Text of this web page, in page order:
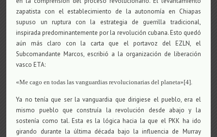
zapatista con el establecimiento de la autonomía en Chiapas
supuso un ruptura con la estrategia de guerrilla tradicional,
inspirada predominantemente por la revolución cubana. Esto quedó
aún más claro con la carta que el portavoz del EZLN, el
Subcomandante Marcos, escribió a la organización de liberación
vasco ETA:
«Me cago en todas las vanguardias revolucionarias del planeta»[4].
Ya no tenía que ser la vanguardia que dirigiese el pueblo, era el
mismo pueblo que construía la revolución desde abajo y la
sostenía como tal. Esta es la lógica hacia la que el PKK ha ido
girando durante la última década bajo la influencia de Murray